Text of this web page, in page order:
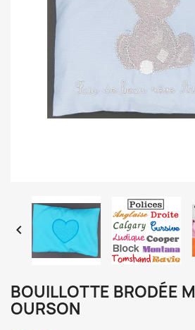

BOUILLOTTE BRODÉE
OURSON